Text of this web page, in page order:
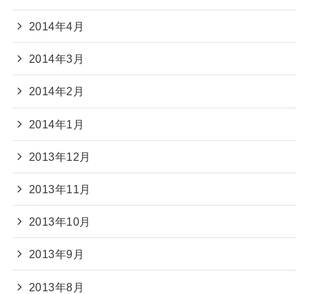
2014年4月
2014年3月
2014年2月
2014年1月
2013年12月
2013年11月
2013年10月
2013年9月
2013年8月